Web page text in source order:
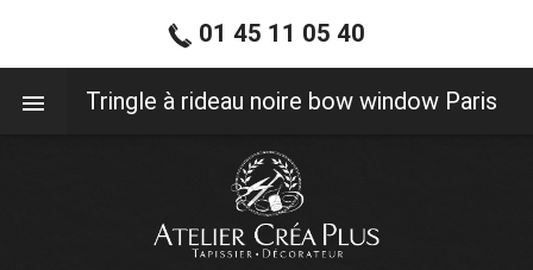
01 45 11 05 40
Tringle à rideau noire bow window Paris